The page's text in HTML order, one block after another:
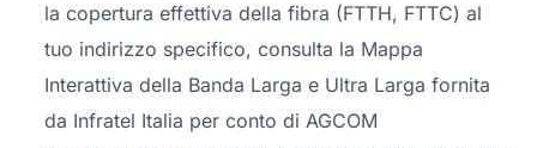
la copertura effettiva della fibra (FTTH, FTTC) al
tuo indirizzo specifico, consulta la Mappa
Interattiva della Banda Larga e Ultra Larga fornita
da Infratel Italia per conto di AGCOM